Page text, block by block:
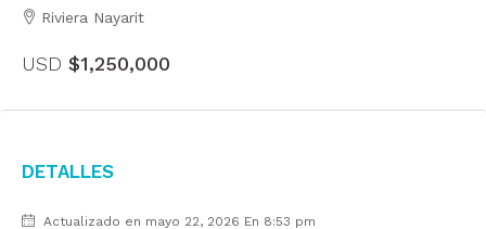
Riviera Nayarit
USD $1,250,000
Detalles
Actualizado en mayo 22, 2026 En 8:53 pm